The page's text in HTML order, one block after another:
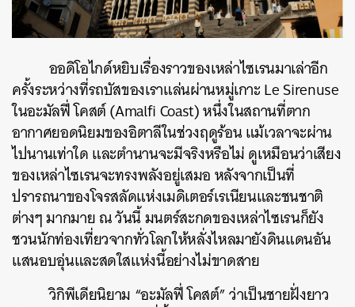
ออดิโอไกด์หยิบเรื่องราวของเหล่าไซเรนมาเล่าอีก
ครั้งระหว่างที่รถบัสของเราแล่นผ่านหมู่เกาะ Le Sirenuse
ในอะมัลฟี่ โคสต์ (Amalfi Coast) หนึ่งในสถานที่ตาก
อากาศยอดนิยมของอิตาลีในช่วงฤดูร้อน แม้เวลาจะผ่าน
ไปนานเท่าใด และตำนานจะมีจริงหรือไม่ ดูเหมือนว่าเสียง
ของเหล่าไซเรนจะทรงพลังอยู่เสมอ หลังจากเป็นที่
ปรารถนาของโจรสลัดแห่งเมดิเตอร์เรเนียนและชนชาติ
ต่างๆ มากมาย ณ วันนี้ มนตร์สะกดของเหล่าไซเรนก็ยัง
ชวนนักท่องเที่ยวจากทั่วโลกให้หลั่งไหลมายังดินแดนอัน
แสนอบอุ่นและสดใสแห่งนี้อย่างไม่ขาดสาย
วิกิพีเดียนิยาม “อะมัลฟี่ โคสต์” ว่าเป็นชายฝั่งยาว